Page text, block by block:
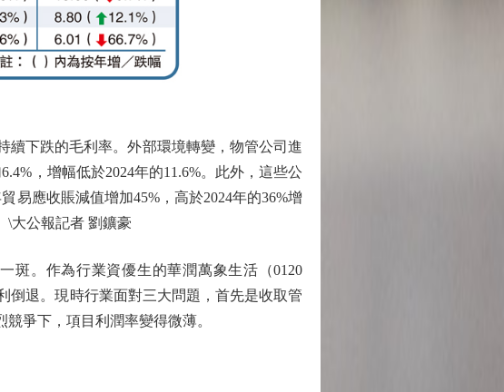
下跌的毛利率。外部環境轉變，物管公司進
，增幅低於2024年的11.6%。此外，這些公
易應收賬減值增加45%，高於2024年的36%增
\大公報記者 劉鑛豪
。作為行業資優生的華潤萬象生活（0120
倒退。現時行業面對三大問題，首先是收取管
爭下，項目利潤率變得微薄。